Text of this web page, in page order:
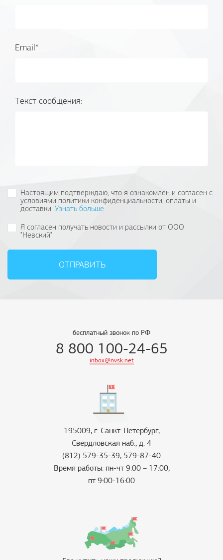
Email*
Текст сообщения:
Настоящим подтверждаю, что я ознакомлен и согласен с
условиями политики конфиденциальности, оплаты и
доставки. Узнать больше
Я согласен получать новости и рассылки от ООО
"Невский"
ОТПРАВИТЬ
бесплатный звонок по РФ
8 800 100-24-65
inbox@nvsk.net
195009, г. Санкт-Петербург,
Свердловская наб., д. 4
(812) 579-35-39, 579-87-40
Время работы: пн-чт 9:00 – 17:00,
пт 9:00-16:00